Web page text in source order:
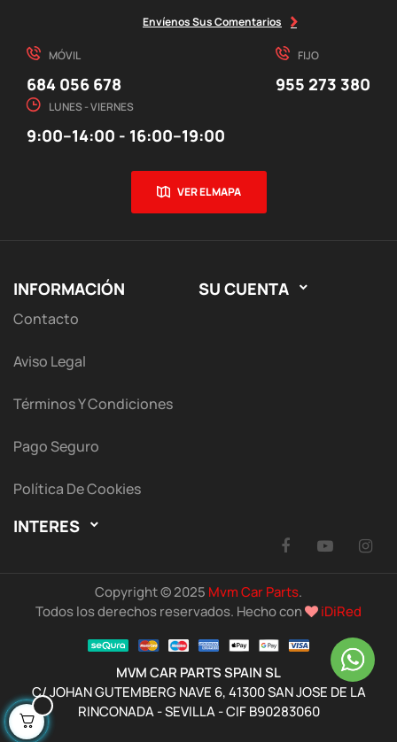
Envíenos Sus Comentarios
MÓVIL
684 056 678
FIJO
955 273 380
LUNES - VIERNES
9:00–14:00 - 16:00–19:00
VER EL MAPA
INFORMACIÓN
Contacto
Aviso Legal
Términos Y Condiciones
Pago Seguro
Política De Cookies
SU CUENTA 
INTERES 
Facebook
Copyright © 2025 Mvm Car Parts.
Todos los derechos reservados. Hecho con
iDiRed
MVM CAR PARTS SPAIN SL
C/ JOHAN GUTEMBERG NAVE 6, 41300 SAN JOSE DE LA
RINCONADA - SEVILLA - CIF B90283060